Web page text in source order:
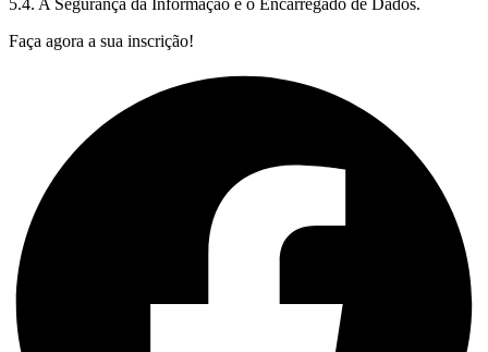
Faça agora a sua inscrição!